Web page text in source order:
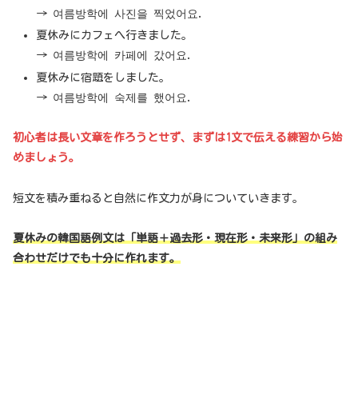
→ 여름방학에 사진을 찍었어요.
夏休みにカフェへ行きました。
→ 여름방학에 카페에 갔어요.
夏休みに宿題をしました。
→ 여름방학에 숙제를 했어요.
初心者は長い文章を作ろうとせず、まずは1文で伝える練習から始
めましょう。
短文を積み重ねると自然に作文力が身についていきます。
夏休みの韓国語例文は「単語＋過去形・現在形・未来形」の組み
合わせだけでも十分に作れます。